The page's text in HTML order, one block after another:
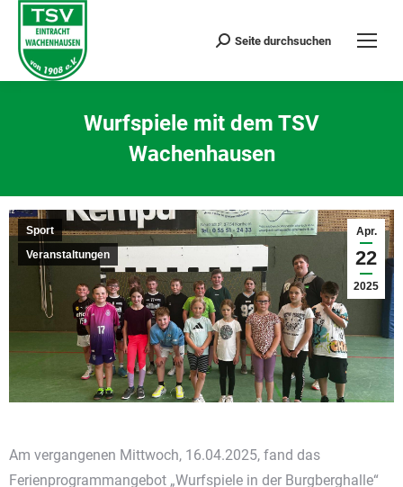
Search:
Seite durchsuchen
Wurfspiele mit dem TSV
Wachenhausen
Apr.
22
2025
Sport
Veranstaltungen
Am vergangenen Mittwoch, 16.04.2025, fand das
Ferienprogrammangebot „Wurfspiele in der Burgberghalle“